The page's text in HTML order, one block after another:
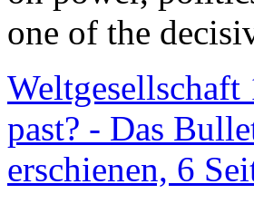
one of the
past? - Das
erschienen, 6